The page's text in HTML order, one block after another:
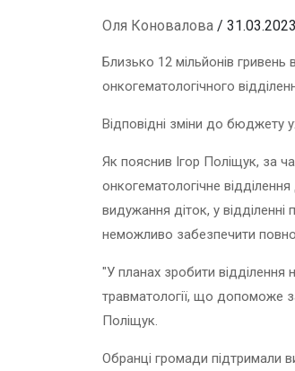
Оля Коновалова /
Близько 12 мільйонів гривень
онкогематологічного
Відповідні зміни до бюджету
Як пояснив Ігор Поліщук, за
онкогематологічне
видужання діток, у
неможливо забезпечити
"У планах зробити відділення
травматології, що допоможе
Поліщук.
Обранці громади підтримали